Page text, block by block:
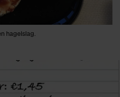
hagelslag.